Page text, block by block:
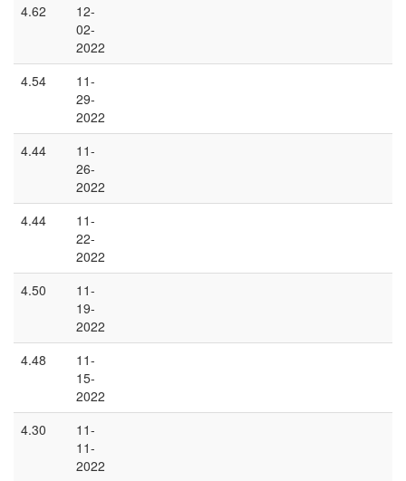
4.62
12-
02-
2022
4.54
11-
29-
2022
4.44
11-
26-
2022
4.44
11-
22-
2022
4.50
11-
19-
2022
4.48
11-
15-
2022
4.30
11-
11-
2022